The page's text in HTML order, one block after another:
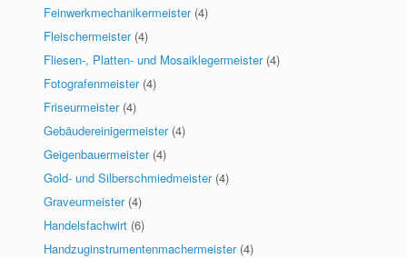
Feinwerkmechanikermeister (4)
Fleischermeister (4)
Fliesen-, Platten- und Mosaiklegermeister (4)
Fotografenmeister (4)
Friseurmeister (4)
Gebäudereinigermeister (4)
Geigenbauermeister (4)
Gold- und Silberschmiedmeister (4)
Graveurmeister (4)
Handelsfachwirt (6)
Handzuginstrumentenmachermeister (4)